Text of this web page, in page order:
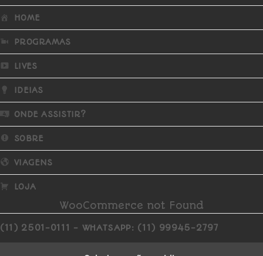
HOME
PROGRAMAS
LIVES
IDEIAS
ONDE ASSISTIR?
SOBRE
VIAGENS
LOJA
WooCommerce not Found
(11) 2501-0111 - WHATSAPP: (11) 99945-2797